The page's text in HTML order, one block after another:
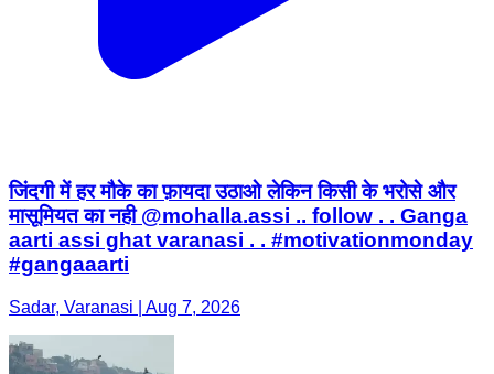
जिंदगी में हर मौके का फ़ायदा उठाओ लेकिन किसी के भरोसे और
मासूमियत का नही @mohalla.assi .. follow . . Ganga
aarti assi ghat varanasi . . #motivationmonday
#gangaaarti
Sadar, Varanasi | Aug 7, 2026